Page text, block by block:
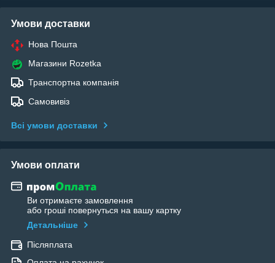
Умови доставки
Нова Пошта
Магазини Rozetka
Транспортна компанія
Самовивіз
Всі умови доставки
Умови оплати
Ви отримаєте замовлення
або гроші повернуться на вашу картку
Детальніше
Післяплата